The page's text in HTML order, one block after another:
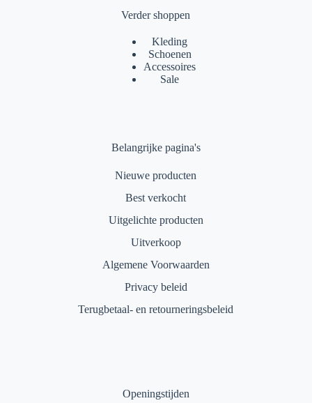
Verder shoppen
Kleding
Schoenen
Accessoires
Sale
Belangrijke pagina's
Nieuwe producten
Best verkocht
Uitgelichte producten
Uitverkoop
Algemene Voorwaarden
Privacy beleid
Terugbetaal- en retourneringsbeleid
Openingstijden